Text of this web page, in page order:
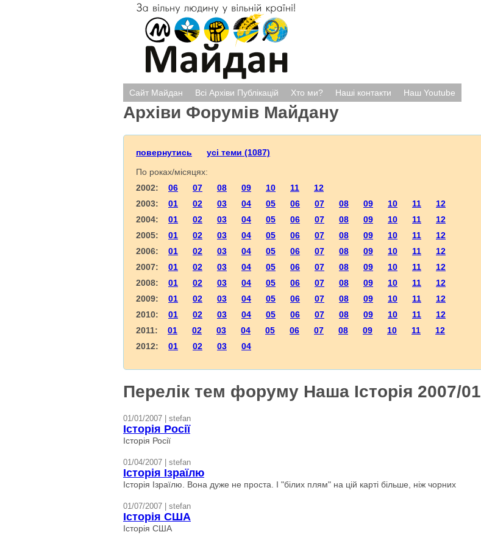
Сайт Майдан Всі Архіви Публікацій Хто ми? Наші контакти Наш Youtube
Архіви Форумів Майдану
повернутись
усі теми (1087)
По роках/місяцях:
2002: 06 07 08 09 10 11
12
2003: 01 02 03 04 05 06 07 08 09 10 11
12
2004: 01 02 03 04 05 06 07 08 09 10 11
12
2005: 01 02 03 04 05 06 07 08 09 10 11
12
2006: 01 02 03 04 05 06 07 08 09 10 11
12
2007: 01 02 03 04 05 06 07 08 09 10 11
12
2008: 01 02 03 04 05 06 07 08 09 10 11
12
2009: 01 02 03 04 05 06 07 08 09 10 11
12
2010: 01 02 03 04 05 06 07 08 09 10 11
12
2011: 01 02 03 04 05 06 07 08 09 10 11
12
2012: 01 02 03 04
Перелік тем форуму Наша Історія 2007/01
01/01/2007 | stefan
Історія Росії
Історія Росії
01/04/2007 | stefan
Історія Ізраїлю
Історія Ізраїлю. Вона дуже не проста. І "білих плям" на цій карті більше, ніж чорних
01/07/2007 | stefan
Історія США
Історія США